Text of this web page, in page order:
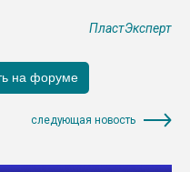
ПластЭксперт
следующая новость